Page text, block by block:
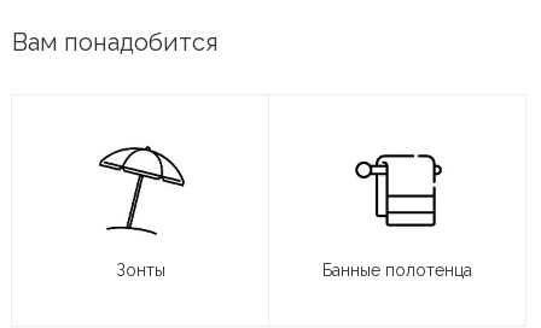
Вам понадобится
Зонты Банные полотенца